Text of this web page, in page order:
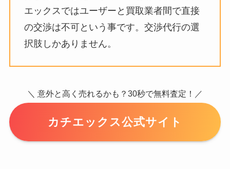
エックスではユーザーと買取業者間で直接
の交渉は不可という事です。交渉代行の選
択肢しかありません。
＼ 意外と高く売れるかも？30秒で無料査定！／
カチエックス公式サイト